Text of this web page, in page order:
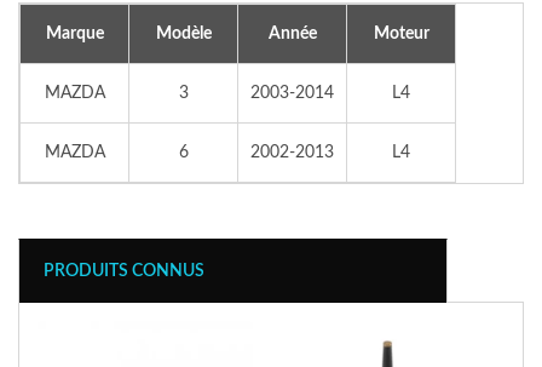
Marque Modèle Année Moteur
MAZDA 3 2003-2014 L4
MAZDA 6 2002-2013 L4
PRODUITS CONNUS